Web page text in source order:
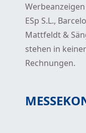
ESp S.L.,
Mattfeldt &
stehen in
Rechnungen.